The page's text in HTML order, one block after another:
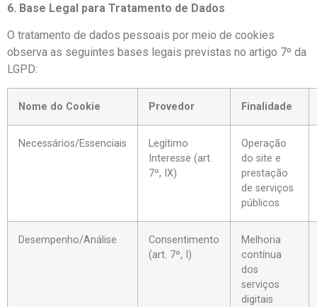
6. Base Legal para Tratamento de Dados
O tratamento de dados pessoais por meio de cookies
observa as seguintes bases legais previstas no artigo 7º da
LGPD:
Nome do Cookie Provedor Finalidade
Necessários/Essenciais
Legítimo
Interesse (art.
7º, IX)
Operação
do site e
prestação
de serviços
públicos
Desempenho/Análise
Consentimento
(art. 7º, I)
Melhoria
contínua
dos
serviços
digitais